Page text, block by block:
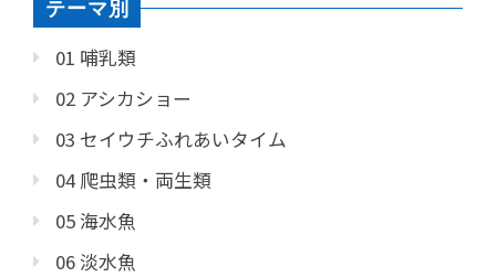
テーマ別
01 哺乳類
02 アシカショー
03 セイウチふれあいタイム
04 爬虫類・両生類
05 海水魚
06 淡水魚